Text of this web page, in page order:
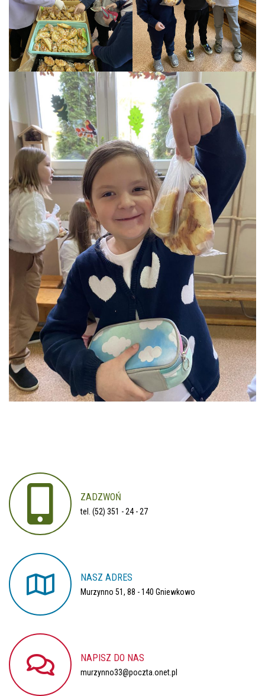
ZADZWOŃ
tel. (52) 351 - 24 - 27
NASZ ADRES
Murzynno 51, 88 - 140 Gniewkowo
NAPISZ DO NAS
murzynno33@poczta.onet.pl